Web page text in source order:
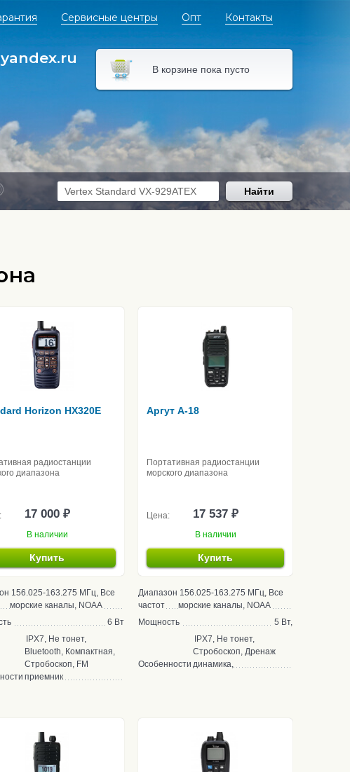
Сервисные центры Опт Контакты
В корзине пока пусто
Найти
Horizon HX320E
радиостанции
диапазона
17 000 ₽
В наличии
Купить
156.025-163.275 МГц, Все
морские каналы, NOAA
6 Вт
IPX7, Не тонет,
Bluetooth, Компактная,
Стробоскоп, FM
приемник
Аргут А-18
Портативная радиостанции
морского диапазона
Цена: 17 537 ₽
В наличии
Купить
Диапазон
частот
156.025-163.275 МГц, Все
морские каналы, NOAA
Мощность
5 Вт,
Особенности
IPX7, Не тонет,
Стробоскоп, Дренаж
динамика,